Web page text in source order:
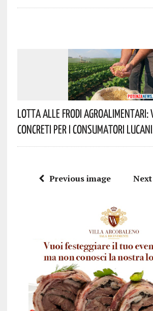
Lotta Alle Frodi Agroalimentari:
Concreti Per I Consumatori
Previous image